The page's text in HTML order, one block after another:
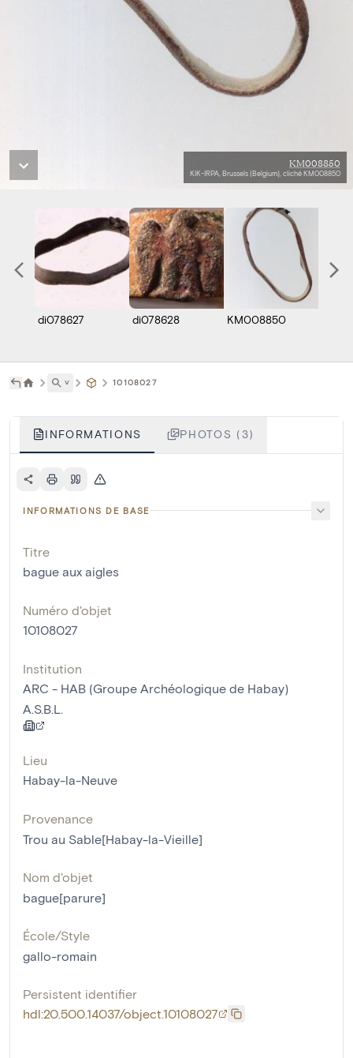
KM008850
KIK-IRPA, Brussels (Belgium), cliché KM008850
di078627 di078628 KM008850
˅ 10108027
INFORMATIONS PHOTOS (3)
INFORMATIONS DE BASE
Titre
bague aux aigles
Numéro d'objet
10108027
Institution
ARC - HAB (Groupe Archéologique de Habay)
A.S.B.L.
Lieu
Habay-la-Neuve
Provenance
Trou au Sable[Habay-la-Vieille]
Nom d'objet
bague[parure]
École/Style
gallo-romain
Persistent identifier
hdl:20.500.14037/object.10108027